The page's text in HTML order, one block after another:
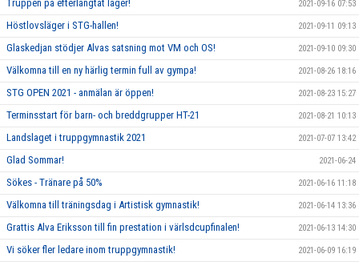
Truppen på efterlängtat läger! 2021-09-16 07:53
Höstlovsläger i STG-hallen! 2021-09-11 09:13
Glaskedjan stödjer Alvas satsning mot VM och OS! 2021-09-10 09:30
Välkomna till en ny härlig termin full av gympa! 2021-08-26 18:16
STG OPEN 2021 - anmälan är öppen! 2021-08-23 15:27
Terminsstart för barn- och breddgrupper HT-21 2021-08-21 10:13
Landslaget i truppgymnastik 2021 2021-07-07 13:42
Glad Sommar! 2021-06-24
Sökes - Tränare på 50% 2021-06-16 11:18
Välkomna till träningsdag i Artistisk gymnastik! 2021-06-14 13:36
Grattis Alva Eriksson till fin prestation i värlsdcupfinalen! 2021-06-13 14:30
Vi söker fler ledare inom truppgymnastik! 2021-06-09 16:19